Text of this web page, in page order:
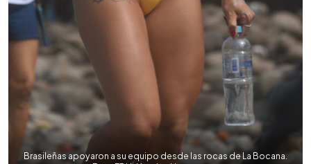
Brasileñas apoyaron a su equipo desde las rocas de La Bocana.